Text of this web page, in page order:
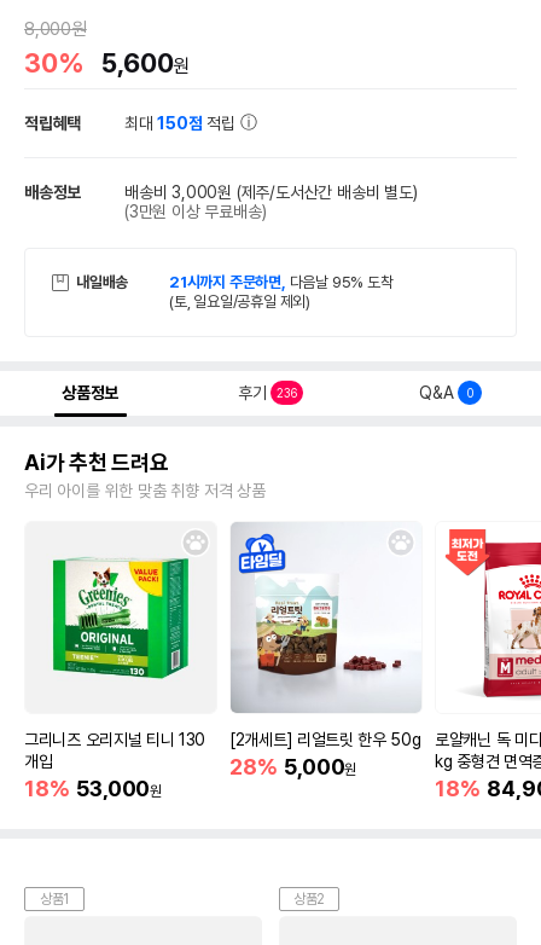
8,000원
30% 5,600원
적립혜택 최대150점 적립
배송정보 배송비 3,000원 (제주/도서산간 배송비 별도)
(3만원 이상 무료배송)
내일배송 21시까지 주문하면, 다음날 95% 도착
(토, 일요일/공휴일 제외)
상품정보 후기 236 Q&A 0
Ai가 추천 드려요
우리 아이를 위한 맞춤 취향 저격 상품
그리니즈 오리지널 티니 130
개입
18% 53,000원
[2개세트] 리얼트릿 한우 50g
28% 5,000원
로얄캐닌 독 미
kg 중형견 면역
18%
상품1 상품2